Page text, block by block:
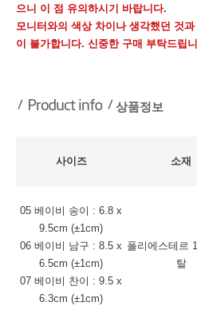
으니 이 점 유의하시기 바랍니다.
모니터와의 색상 차이나 생각했던 것
이 불가합니다. 신중한 구매 부탁드립
상품정보
사이즈 소재
05 베이비 송이 : 6.8 x
9.5cm (±1cm)
06 베이비 남구 : 8.5 x
6.5cm (±1cm)
07 베이비 찬이 : 9.5 x
6.3cm (±1cm)
폴리에스테르
탈